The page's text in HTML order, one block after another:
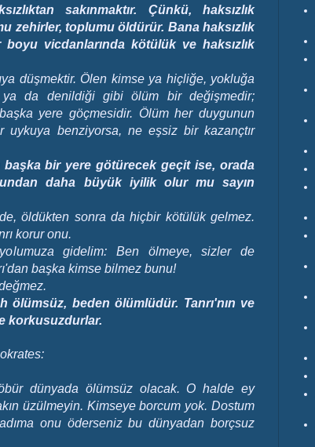
sakınmaktır. Çünkü, haksızlık
zehirler, toplumu öldürür. Bana haksızlık
vicdanlarında kötülük ve haksızlık
düşmektir. Ölen kimse ya hiçliğe, yokluğa
da denildiği gibi ölüm bir değişmedir;
yere göçmesidir. Ölüm her duygunun
uykuya benziyorsa, ne eşsiz bir kazançtır
bir yere götürecek geçit ise, orada
daha büyük iyilik olur mu sayın
öldükten sonra da hiçbir kötülük gelmez.
korur onu.
gidelim: Ben ölmeye, sizler de
başka kimse bilmez bunu!
ölümsüz, beden ölümlüdür. Tanrı'nın ve
korkusuzdurlar.
dünyada ölümsüz olacak. O halde ey
üzülmeyin. Kimseye borcum yok. Dostum
onu öderseniz bu dünyadan borçsuz